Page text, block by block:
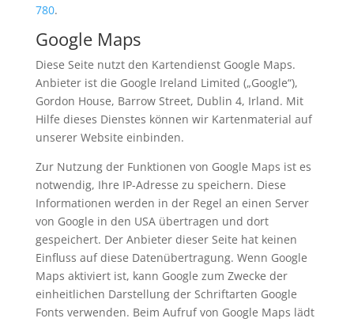
780.
Google Maps
Diese Seite nutzt den Kartendienst Google Maps.
Anbieter ist die Google Ireland Limited („Google“),
Gordon House, Barrow Street, Dublin 4, Irland. Mit
Hilfe dieses Dienstes können wir Kartenmaterial auf
unserer Website einbinden.
Zur Nutzung der Funktionen von Google Maps ist es
notwendig, Ihre IP-Adresse zu speichern. Diese
Informationen werden in der Regel an einen Server
von Google in den USA übertragen und dort
gespeichert. Der Anbieter dieser Seite hat keinen
Einfluss auf diese Datenübertragung. Wenn Google
Maps aktiviert ist, kann Google zum Zwecke der
einheitlichen Darstellung der Schriftarten Google
Fonts verwenden. Beim Aufruf von Google Maps lädt